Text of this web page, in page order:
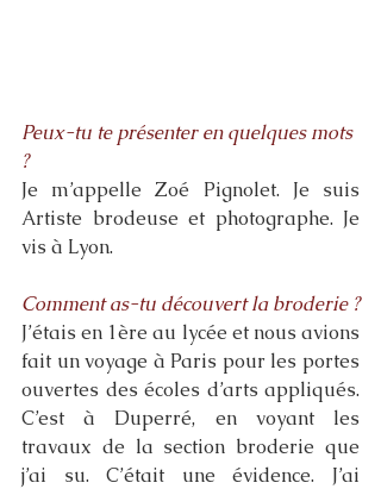
Peux-tu te présenter en quelques mots
?
Je m’appelle Zoé Pignolet. Je suis
Artiste brodeuse et photographe. Je
vis à Lyon.
Comment as-tu découvert la broderie ?
J’étais en 1ère au lycée et nous avions
fait un voyage à Paris pour les portes
ouvertes des écoles d’arts appliqués.
C’est à Duperré, en voyant les
travaux de la section broderie que
j’ai su. C’était une évidence. J’ai